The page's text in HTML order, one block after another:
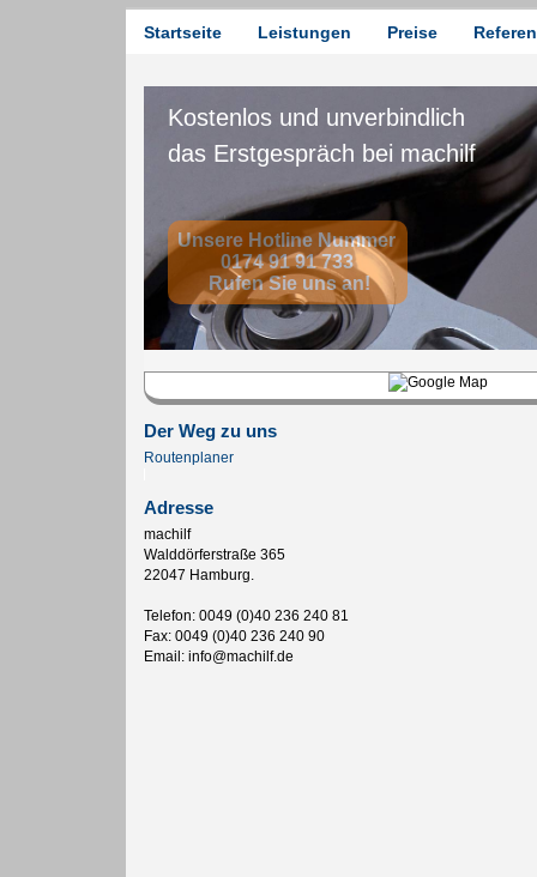
Startseite Leistungen Preise
Der Weg zu uns
Routenplaner
Adresse
machilf
Walddörferstraße 365
22047 Hamburg.
Telefon: 0049 (0)40 236 240 81
Fax: 0049 (0)40 236 240 90
Email: info@machilf.de